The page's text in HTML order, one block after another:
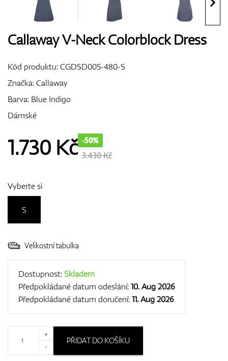
Bagy
Doplňky
Callaway V-Neck Colorblock Dress
Kód produktu:CGDSD005-480-S
Značka:Callaway
Barva: Blue Indigo
Dámské
1.730 Kč -50%
3.430 Kč
Vyberte si
S
Velikostní tabulka
Dostupnost:Skladem
Předpokládané datum odeslání:10. Aug 2026
Předpokládané datum doručení:11. Aug 2026
+
-
PŘIDAT DO KOŠÍKU